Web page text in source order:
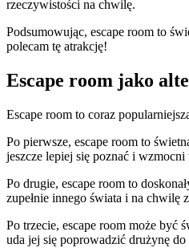
rzeczywistości na chwilę.
Podsumowując, escape room to
polecam tę atrakcję!
Escape room jako
Escape room to coraz
Po pierwsze, escape room to
jeszcze lepiej się poznać i wzmocni
Po drugie, escape room to
zupełnie innego świata i na chwilę
Po trzecie, escape room może być
uda jej się poprowadzić drużynę